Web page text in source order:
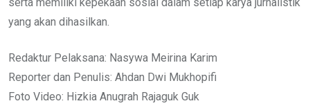
yang akan dihasilkan.
Redaktur Pelaksana: Nasywa Meirina Karim
Reporter dan Penulis: Ahdan Dwi Mukhopifi
Foto Video: Hizkia Anugrah Rajaguk Guk